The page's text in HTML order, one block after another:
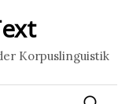
Korpuslinguistik
Suchen